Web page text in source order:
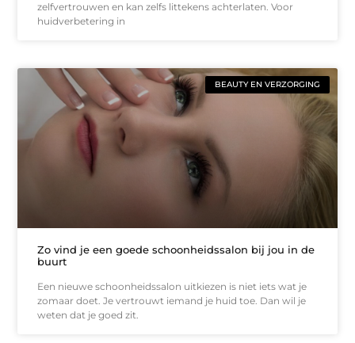
zelfvertrouwen en kan zelfs littekens achterlaten. Voor
huidverbetering in
BEAUTY EN VERZORGING
Zo vind je een goede schoonheidssalon bij jou in de
buurt
Een nieuwe schoonheidssalon uitkiezen is niet iets wat je
zomaar doet. Je vertrouwt iemand je huid toe. Dan wil je
weten dat je goed zit.